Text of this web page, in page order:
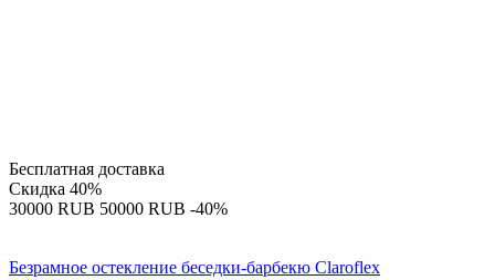
Бесплатная доставка
Скидка 40%
‍30000‍ RUB ‍50000‍ RUB -40%
Безрамное остекление беседки-барбекю Claroflex